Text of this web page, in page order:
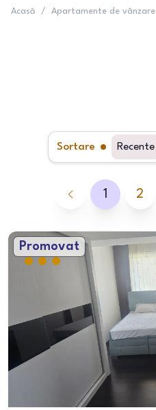
Acasă / Apartamente de vânzare
Sortare Recente
1 2
Promovat